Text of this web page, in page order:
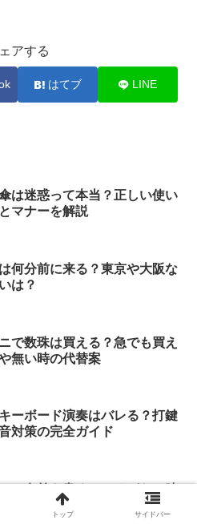
アする
はてブ LINE
は迷惑って本当？正しい使い
マナーを解説
何分前に来る？東京や大阪な
は？
で数珠は買える？急でも買え
無い時の代替案
ーボード演奏はバレる？打鍵
対策の完全ガイド
で名前を書くところがない時
完全ガイド！
トップ サイドバー